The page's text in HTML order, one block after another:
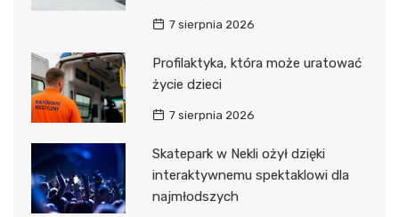
7 sierpnia 2026
Profilaktyka, która może uratować
życie dzieci
7 sierpnia 2026
Skatepark w Nekli ożył dzięki
interaktywnemu spektaklowi dla
najmłodszych